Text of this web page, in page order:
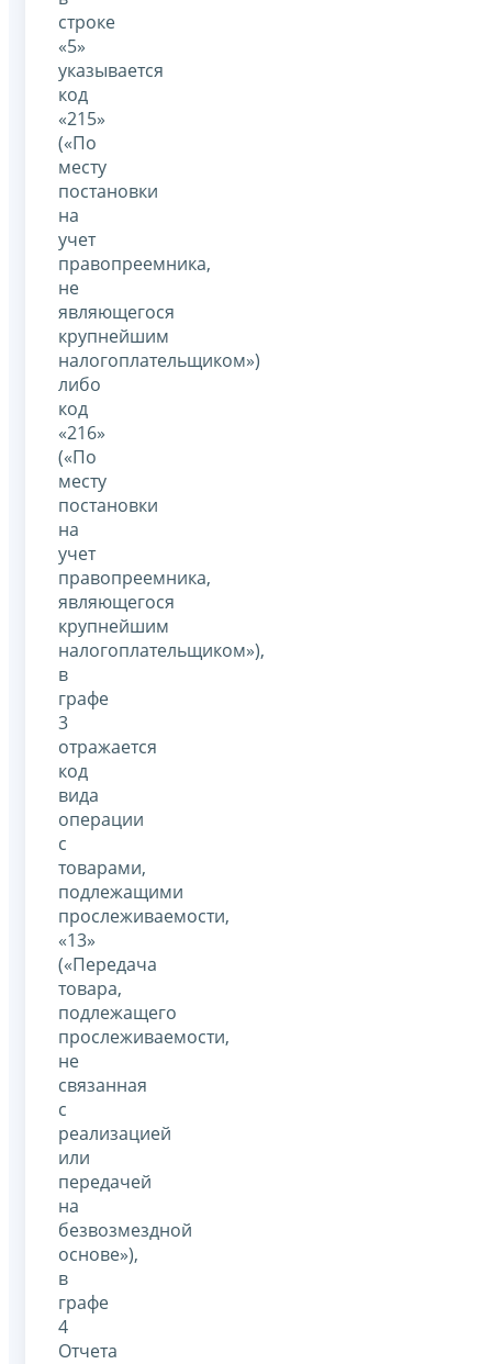
строке
«5»
указывается
код
«215»
(«По
месту
постановки
на
учет
правопреемника,
не
являющегося
крупнейшим
налогоплательщиком»)
либо
код
«216»
(«По
месту
постановки
на
учет
правопреемника,
являющегося
крупнейшим
налогоплательщиком»),
в
графе
3
отражается
код
вида
операции
с
товарами,
подлежащими
прослеживаемости,
«13»
(«Передача
товара,
подлежащего
прослеживаемости,
не
связанная
с
реализацией
или
передачей
на
безвозмездной
основе»),
в
графе
4
Отчета